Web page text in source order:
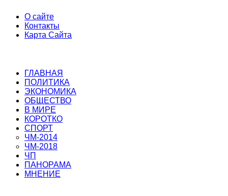
О сайте
Контакты
Карта Сайта
ГЛАВНАЯ
ПОЛИТИКА
ЭКОНОМИКА
ОБЩЕСТВО
В МИРЕ
КОРОТКО
СПОРТ
ЧМ-2014
ЧМ-2018
ЧП
ПАНОРАМА
МНЕНИЕ